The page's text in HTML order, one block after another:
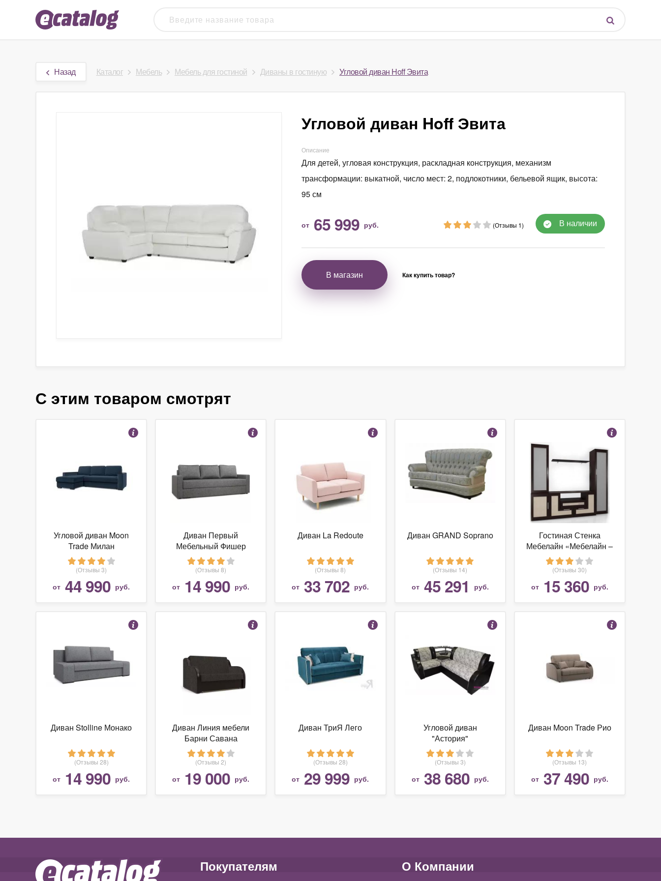
Назад Каталог Мебель Мебель для гостиной Диваны в гостиную Угловой диван Hoff Эвита
Угловой диван Hoff Эвита
Описание
Для детей, угловая конструкция, раскладная конструкция, механизм
трансформации: выкатной, число мест: 2, подлокотники, бельевой ящик, высота:
95 см
от 65 999 руб. (Отзывы 1) В наличии
В магазин Как купить товар?
С этим товаром смотрят
Угловой диван Moon
Trade Милан
(Отзывы 3)
от 44 990 руб.
Диван Первый
Мебельный Фишер
(Отзывы 8)
от 14 990 руб.
Диван La Redoute
(Отзывы 8)
от 33 702 руб.
Диван GRAND Soprano
(Отзывы 14)
от 45 291 руб.
Гостиная Стенка
Мебелайн «Мебелайн –
7» Бук/Бук
(Отзывы 30)
от 15 360 руб.
Диван Stolline Монако
(Отзывы 28)
от 14 990 руб.
Диван Линия мебели
Барни Савана
(Отзывы 2)
от 19 000 руб.
Диван ТриЯ Лего
(Отзывы 28)
от 29 999 руб.
Угловой диван
"Астория"
(Отзывы 3)
от 38 680 руб.
Диван Moon Trade Рио
(Отзывы 13)
от 37 490 руб.
Покупателям О Компании